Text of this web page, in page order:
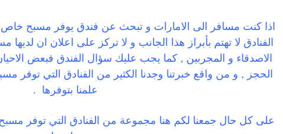
اذا كنت مسافر الى الامارات و تبحث عن فندق يوفر مسبح
الفنادق لا تهتم بأبراز هذا الجانب و لا تركز على اعلان ان
الاصدقاء و المجربين , كما يجب عليك سؤال الفندق فبعض
الحجز , و من واقع خبرتنا وجدنا الكثير من الفنادق التي توفر
علمنا بتوفرها .
على كل حال جمعنا لكم هنا مجموعة من الفنادق التي توفر